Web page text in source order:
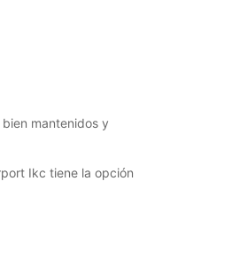
mantenidos y
Ikc tiene la opción